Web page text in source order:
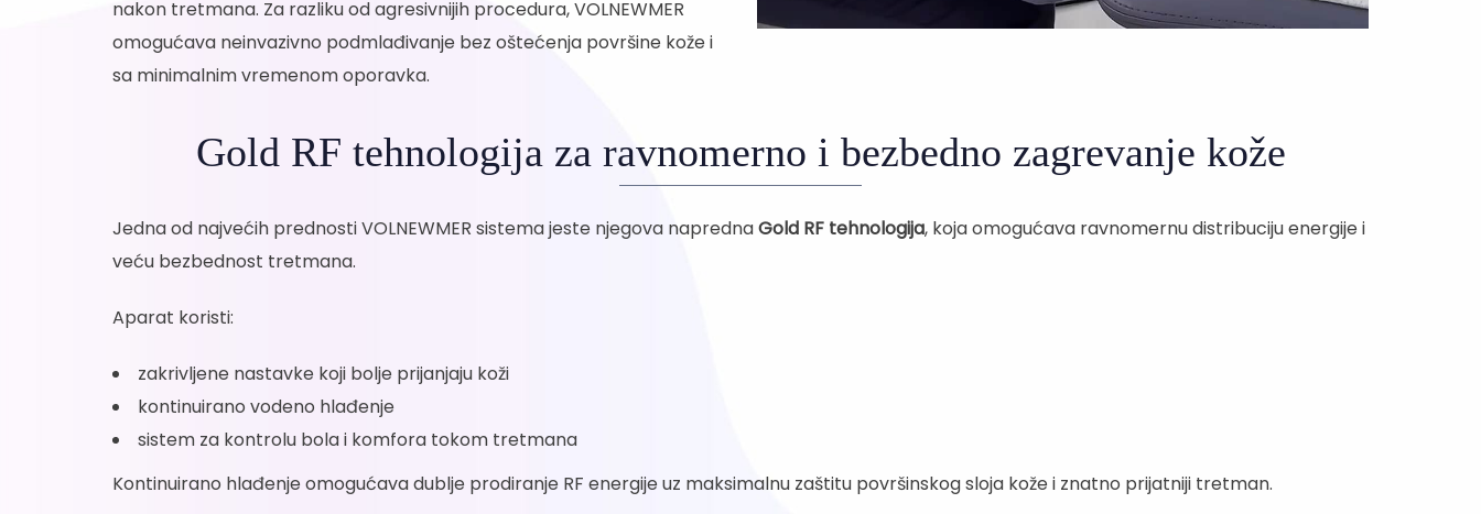
nakon tretmana. Za razliku od agresivnijih procedura, VOLNEWMER
omogućava neinvazivno podmlađivanje bez oštećenja površine kože i
sa minimalnim vremenom oporavka.
Gold RF tehnologija za ravnomerno i bezbedno zagrevanje kože
Jedna od najvećih prednosti VOLNEWMER sistema jeste njegova naprednaGold RF tehnologija, koja omogućava ravnomernu distribuciju energije i
veću bezbednost tretmana.
Aparat koristi:
zakrivljene nastavke koji bolje prijanjaju koži
kontinuirano vodeno hlađenje
sistem za kontrolu bola i komfora tokom tretmana
Kontinuirano hlađenje omogućava dublje prodiranje RF energije uz maksimalnu zaštitu površinskog sloja kože i znatno prijatniji tretman.